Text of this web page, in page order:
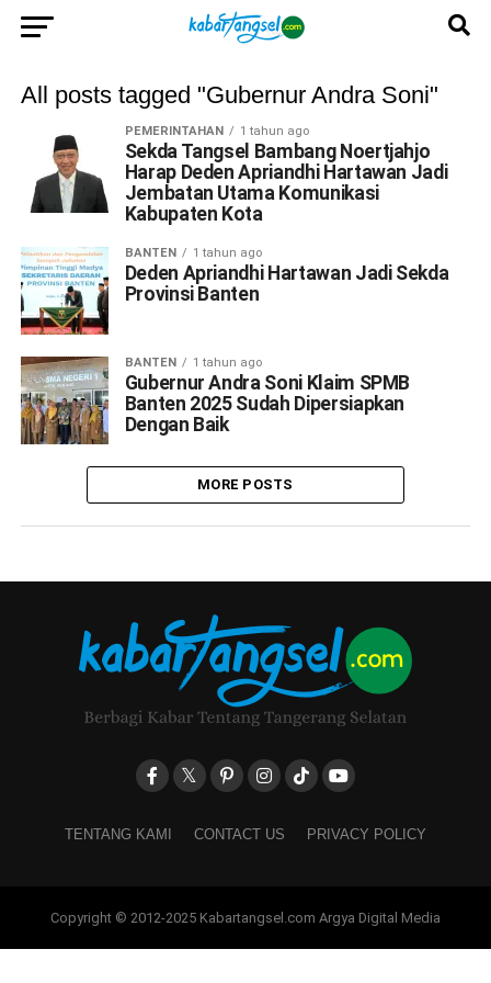
All posts tagged "Gubernur Andra Soni"
PEMERINTAHAN 1 tahun ago
Sekda Tangsel Bambang Noertjahjo
Harap Deden Apriandhi Hartawan Jadi
Jembatan Utama Komunikasi
Kabupaten Kota
BANTEN 1 tahun ago
Deden Apriandhi Hartawan Jadi Sekda
Provinsi Banten
BANTEN 1 tahun ago
Gubernur Andra Soni Klaim SPMB
Banten 2025 Sudah Dipersiapkan
Dengan Baik
MORE POSTS
TENTANG KAMI CONTACT US PRIVACY POLICY
Copyright © 2012-2025 Kabartangsel.com Argya Digital Media